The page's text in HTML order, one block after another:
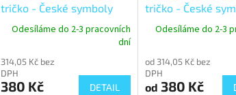
tričko - České symboly
Odesíláme do 2-3 pracovních
dní
314,05 Kč bez
DPH
380 Kč DETAIL
tričko - České
Odesíláme do 2-3
od 314,05 Kč bez
DPH
od 380 Kč